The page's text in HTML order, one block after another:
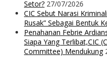
Setor? 27/07/2026
CIC Sebut Narasi
Rusak” Sebagai Bentuk
Penahanan Febrie
Siapa Yang Terlibat,CIC
Committee) Mendukung